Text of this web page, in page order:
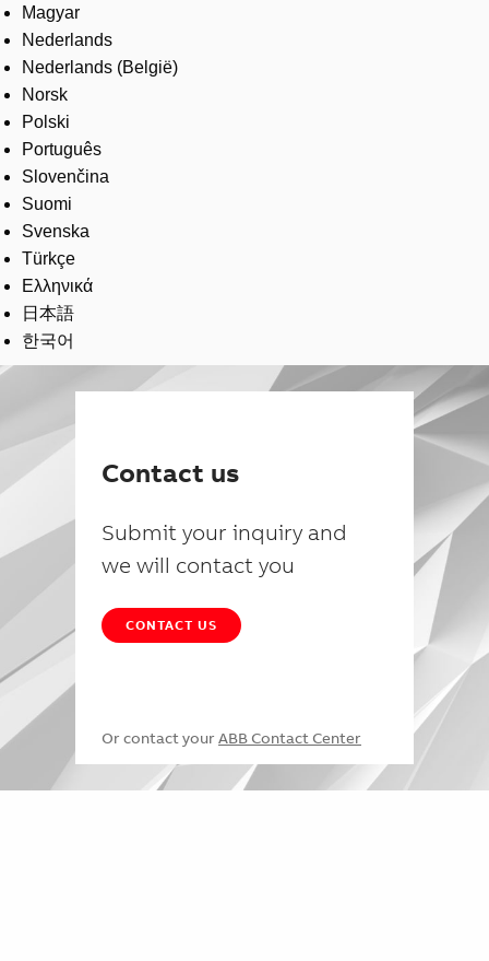
Magyar
Nederlands
Nederlands (België)
Norsk
Polski
Português
Slovenčina
Suomi
Svenska
Türkçe
Ελληνικά
日本語
한국어
Contact us
Submit your inquiry and
we will contact you
CONTACT US
Or contact your ABB Contact Center